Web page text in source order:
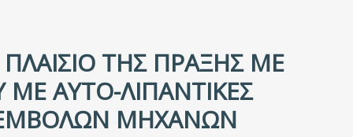
ΤΗΣ ΠΡΆΞΗΣ ΜΕ
ΑΥΤΟ-ΛΙΠΑΝΤΙΚΈΣ
ΕΜΒΌΛΩΝ ΜΗΧΑΝΏΝ